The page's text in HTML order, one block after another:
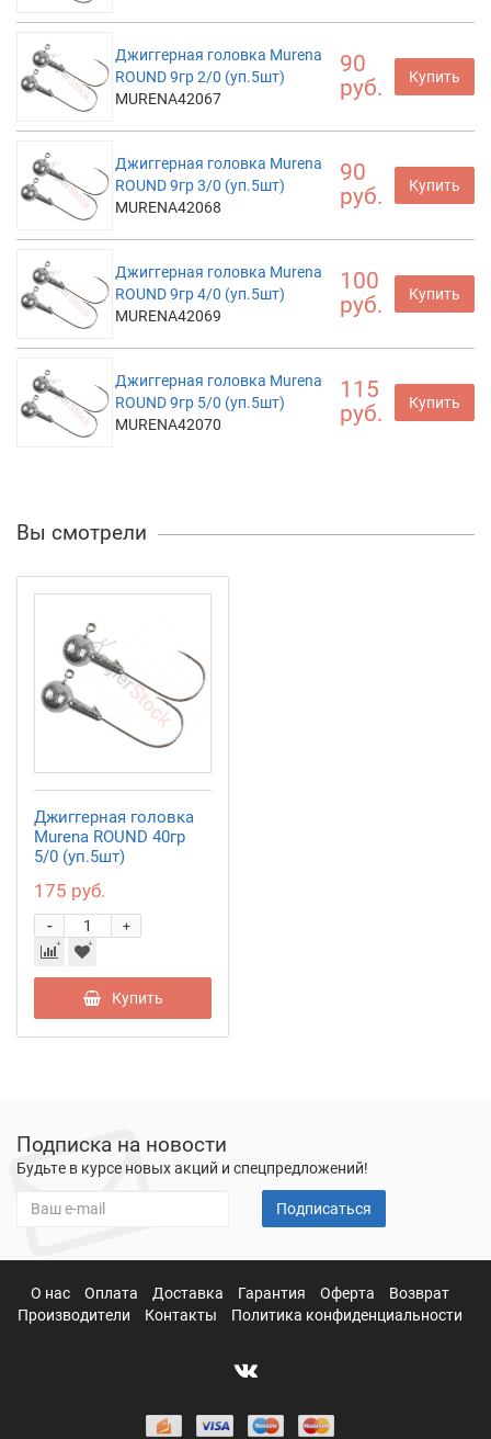
Джиггерная головка Murena
ROUND 9гр 2/0 (уп.5шт)
MURENA42067
90
руб.
Купить
Джиггерная головка Murena
ROUND 9гр 3/0 (уп.5шт)
MURENA42068
90
руб.
Купить
Джиггерная головка Murena
ROUND 9гр 4/0 (уп.5шт)
MURENA42069
100
руб.
Купить
Джиггерная головка Murena
ROUND 9гр 5/0 (уп.5шт)
MURENA42070
115
руб.
Купить
Вы смотрели
Джиггерная головка
Murena ROUND 40гр
5/0 (уп.5шт)
175 руб.
+
-
Купить
Подписка на новости
Будьте в курсе новых акций и спецпредложений!
Подписаться
О нас Оплата Доставка Гарантия Оферта
Возврат
Производители
Контакты Политика конфиденциальности